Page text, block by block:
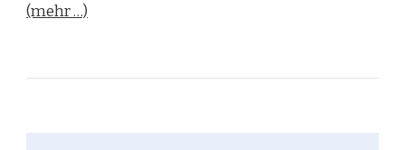
(mehr …)